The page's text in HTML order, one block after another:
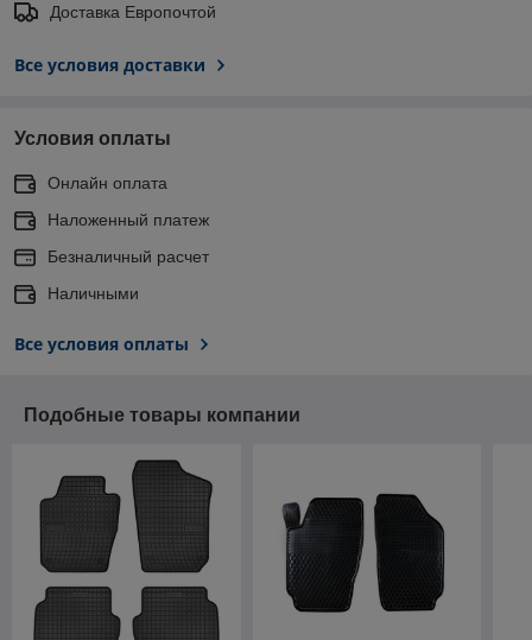
Доставка Европочтой
Все условия доставки
Условия оплаты
Онлайн оплата
Наложенный платеж
Безналичный расчет
Наличными
Все условия оплаты
Подобные товары компании